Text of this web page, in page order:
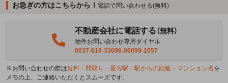
お急ぎの方はこちらから！ 電話で問い合わせる(無料)
不動産会社に電話する（無料）
物件お問い合わせ専用ダイヤル
0037-619-33696-06099-1057
※お問い合わせの際は賃料・間取り・最寄駅・駅からの距離・マンション名 を
メモの上、ご連絡いただくとスムーズです。